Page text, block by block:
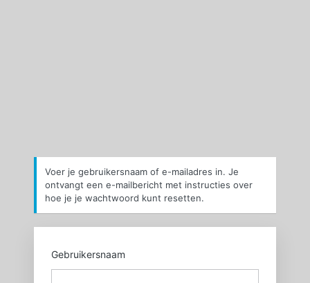
Voer je gebruikersnaam of e-mailadres in. Je
ontvangt een e-mailbericht met instructies over
hoe je je wachtwoord kunt resetten.
Gebruikersnaam